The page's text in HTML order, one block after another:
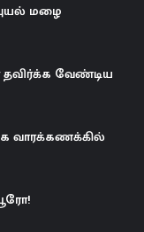
மழை
தவிர்க்க வேண்டிய
வாரக்கணக்கில்